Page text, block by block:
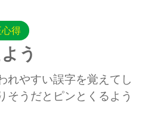
得
う
れやすい誤字を覚えてし
そうだとピンとくるよう